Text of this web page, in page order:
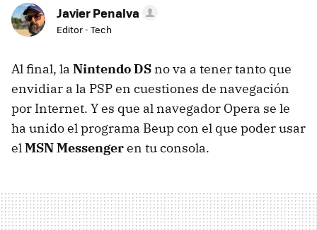
Javier Penalva
Editor - Tech
Al final, la Nintendo DS no va a tener tanto que
envidiar a la PSP en cuestiones de navegación
por Internet. Y es que al navegador Opera se le
ha unido el programa Beup con el que poder usar
elMSN Messengeren tu consola.